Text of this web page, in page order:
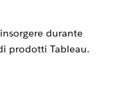
durante
prodotti Tableau.